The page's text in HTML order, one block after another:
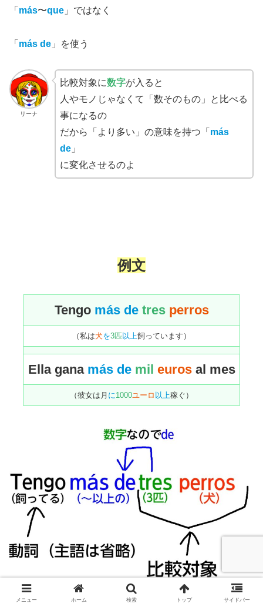
「 más〜que 」ではなく
「 más de 」を使う
リーナ
比較対象に数字が入ると
人やモノじゃなくて「数そのもの」と比べる
事になるの
だから「より多い」の意味を持つ「 más
de」
に変化させるのよ
例文
Tengo más de tres perros
（私は犬を3匹 以上飼っています）
Ella gana más de mil eurosal mes
（彼女は月 に1000ユーロ 以上稼ぐ）
メニュー ホーム 検索 トップ サイドバー